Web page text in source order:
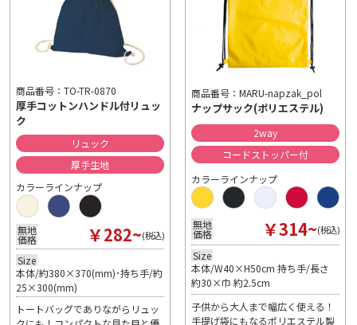
商品番号：TO-TR-0870
厚手コットンハンドル付リュッ
ク
リュック
厚手生地
カラーラインナップ
無地
価格 ￥282~(税込)
Size
本体/約380×370(mm)･持ち手/約
25×300(mm)
トートバッグでありながらリュッ
商品番号：MARU-napzak_pol
ナップサック(ポリエステル)
2way
コードストッパー付
カラーラインナップ
無地
価格 ￥314~(税込)
Size
本体/W40×H50cm 持ち手/長さ
約30×巾 約2.5cm
子供から大人まで幅広く使える！
手提げ袋にもなるポリエステル製